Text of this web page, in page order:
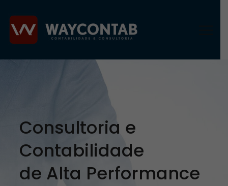
Consultoria e
Contabilidade
de Alta Performance